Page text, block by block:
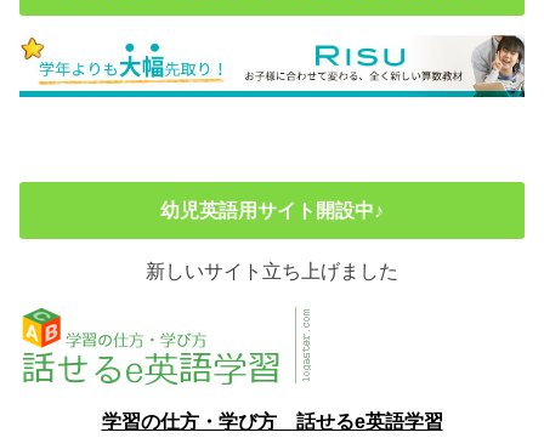
幼児英語用サイト開設中♪
新しいサイト立ち上げました
学習の仕方・学び方 話せるe英語学習